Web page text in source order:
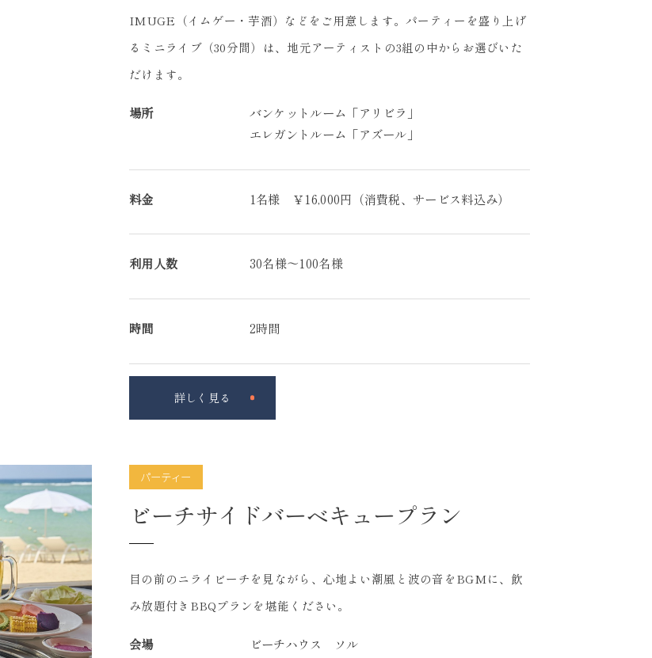
IMUGE（イムゲー・芋酒）などをご用意します。パーティーを盛り上げ
るミニライブ（30分間）は、地元アーティストの3組の中からお選びいた
だけます。
場所
バンケットルーム「アリビラ」
エレガントルーム「アズール」
料金 1名様 ￥16,000円（消費税、サービス料込み）
利用人数 30名様～100名様
時間 2時間
詳しく見る
パーティー
ビーチサイドバーベキュープラン
目の前のニライビーチを見ながら、心地よい潮風と波の音をBGMに、飲
み放題付きBBQプランを堪能ください。
会場 ビーチハウス ソル